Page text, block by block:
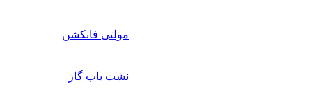
مولتی فانکشن
نشت یاب گاز